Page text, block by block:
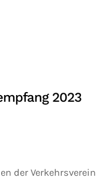
2023
der Verkehrsverein